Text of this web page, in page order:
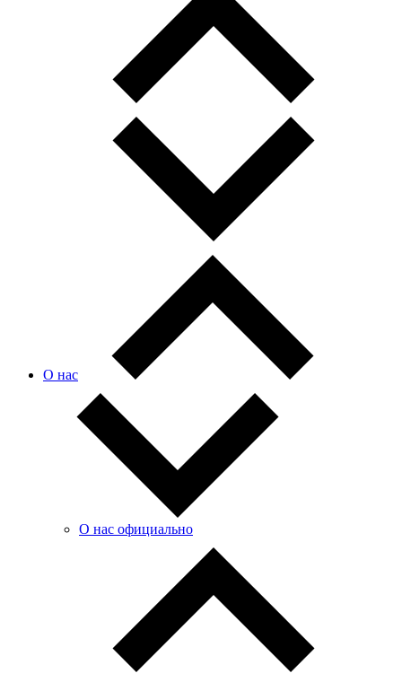
О нас
О нас официально